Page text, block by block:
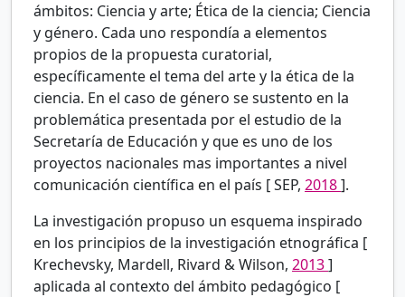
ámbitos: Ciencia y arte; Ética de la ciencia; Ciencia
y género. Cada uno respondía a elementos
propios de la propuesta curatorial,
específicamente el tema del arte y la ética de la
ciencia. En el caso de género se sustento en la
problemática presentada por el estudio de la
Secretaría de Educación y que es uno de los
proyectos nacionales mas importantes a nivel
comunicación científica en el país [SEP, 2018].
La investigación propuso un esquema inspirado
en los principios de la investigación etnográfica [
Krechevsky, Mardell, Rivard & Wilson, 2013]
aplicada al contexto del ámbito pedagógico [